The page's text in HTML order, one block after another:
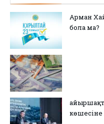
Арман
бола ма?
көшесіне